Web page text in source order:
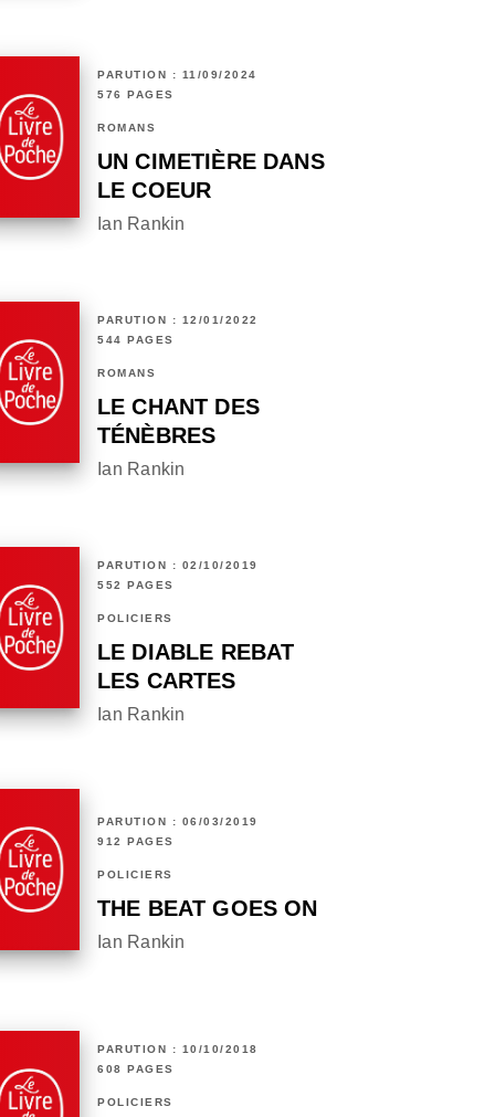
PARUTION : 11/09/2024
576 PAGES
ROMANS
UN CIMETIÈRE DANS
LE COEUR
Ian Rankin
PARUTION : 12/01/2022
544 PAGES
ROMANS
LE CHANT DES
TÉNÈBRES
Ian Rankin
PARUTION : 02/10/2019
552 PAGES
POLICIERS
LE DIABLE REBAT
LES CARTES
Ian Rankin
PARUTION : 06/03/2019
912 PAGES
POLICIERS
THE BEAT GOES ON
Ian Rankin
PARUTION : 10/10/2018
608 PAGES
POLICIERS